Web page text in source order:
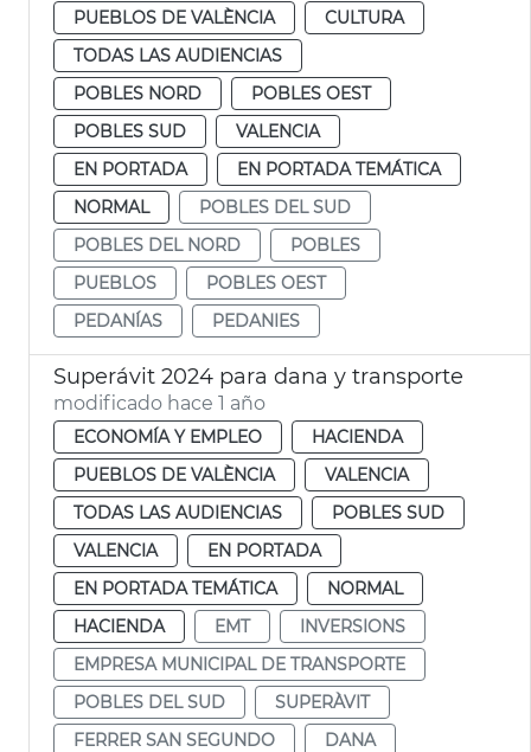
PUEBLOS DE VALÈNCIA
CULTURA
TODAS LAS AUDIENCIAS
POBLES NORD
POBLES OEST
POBLES SUD
VALENCIA
EN PORTADA
EN PORTADA TEMÁTICA
NORMAL
POBLES DEL SUD
POBLES DEL NORD
POBLES
PUEBLOS
POBLES OEST
PEDANÍAS
PEDANIES
Superávit 2024 para dana y transporte
modificado hace 1 año
ECONOMÍA Y EMPLEO
HACIENDA
PUEBLOS DE VALÈNCIA
VALENCIA
TODAS LAS AUDIENCIAS
POBLES SUD
VALENCIA
EN PORTADA
EN PORTADA TEMÁTICA
NORMAL
HACIENDA
EMT
INVERSIONS
EMPRESA MUNICIPAL DE TRANSPORTE
POBLES DEL SUD
SUPERÀVIT
FERRER SAN SEGUNDO
DANA